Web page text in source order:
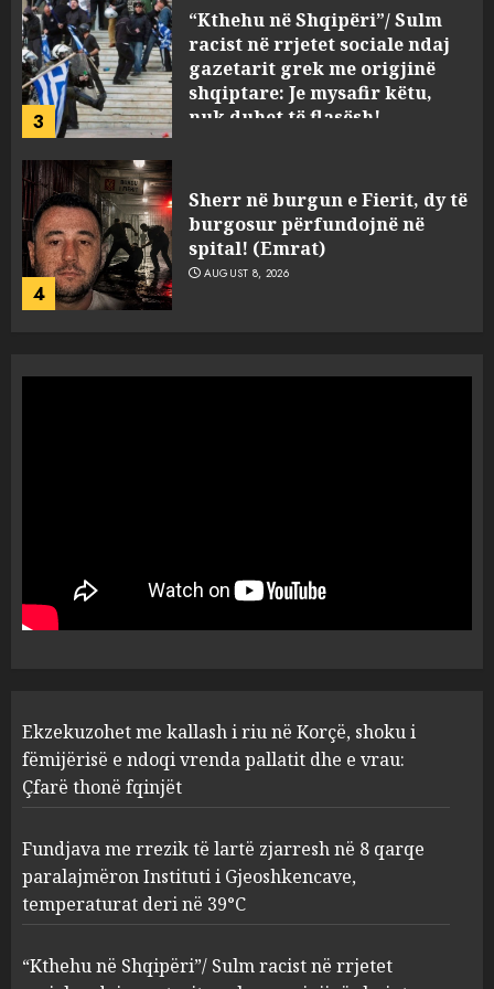
3
“Kthehu në Shqipëri”/ Sulm
racist në rrjetet sociale ndaj
gazetarit grek me origjinë
shqiptare: Je mysafir këtu,
nuk duhet të flasësh!
4
Sherr në burgun e Fierit, dy të
burgosur përfundojnë në
spital! (Emrat)
AUGUST 8, 2026
1
ndoqi vrenda pallatit dhe e
vrau: Çfarë thonë fqinjët
AUGUST 8, 2026
2
zjarresh në 8 qarqe
paralajmëron Instituti i
deri në 39°C
“Kthehu në Shqipëri”/ Sulm
racist në rrjetet sociale ndaj
gazetarit grek me origjinë
shqiptare: Je mysafir këtu,
nuk duhet të flasësh!
Ekzekuzohet me kallash i riu në Korçë, shoku i
fëmijërisë e ndoqi vrenda pallatit dhe e vrau:
Çfarë thonë fqinjët
Fundjava me rrezik të lartë zjarresh në 8 qarqe
paralajmëron Instituti i Gjeoshkencave,
temperaturat deri në 39°C
“Kthehu në Shqipëri”/ Sulm racist në rrjetet